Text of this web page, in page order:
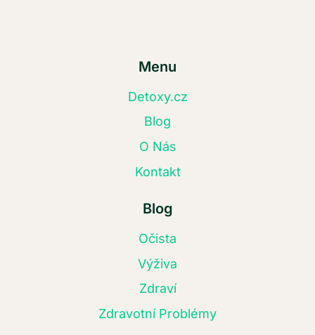
Menu
Detoxy.cz
Blog
O Nás
Kontakt
Blog
Očista
Výživa
Zdraví
Zdravotní Problémy